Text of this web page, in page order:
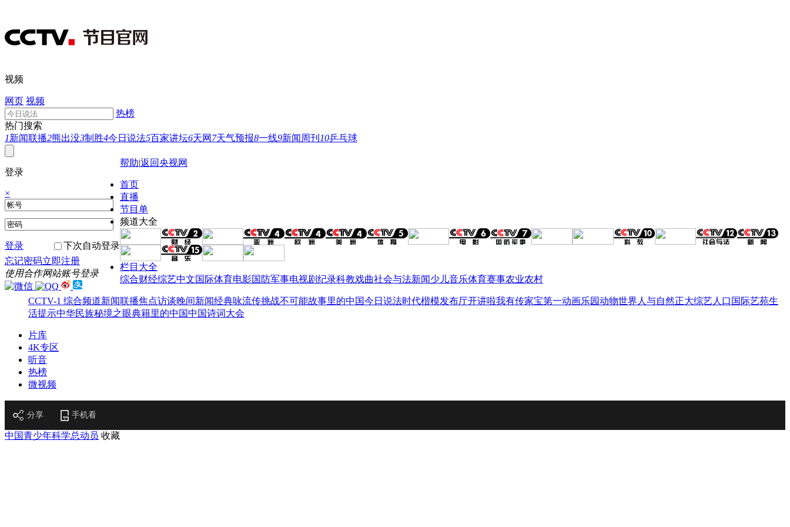
视频
网页 视频
热榜
热门搜索
1新闻联播2熊出没3制胜4今日说法5百家讲坛6天网 7天气预报8一线9新闻周刊 10乒乓球
登录
×
登录
下次自动登录
忘记密码立即注册
使用合作网站账号登录
帮助|返回央视网
首页
直播
节目单
频道大全
栏目大全
综合财经综艺中文国际体育电影国防军事电视剧纪录科教戏曲社会与法新闻少儿音乐体育赛事农业农村
CCTV-1 综合频道新闻联播焦点访谈晚间新闻经典咏流传挑战不可能故事里的中国今日说法时代楷模发布厅开讲啦我有传家宝第一动画乐园动物世界 人与自然正大综艺人口 国际艺苑生
活提示中华民族秘境之眼典籍里的中国中国诗词大会
片库
4K专区
听音
热榜
微视频
分享 手机看
中国青少年科学总动员 收藏